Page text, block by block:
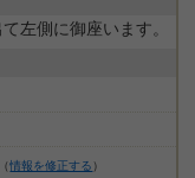
左側に御座います。
（情報を修正する ）